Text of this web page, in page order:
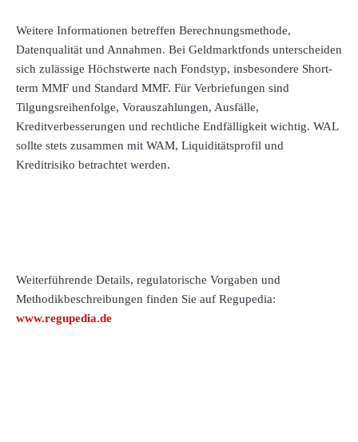
Weitere Informationen betreffen Berechnungsmethode,
Datenqualität und Annahmen. Bei Geldmarktfonds unterscheiden
sich zulässige Höchstwerte nach Fondstyp, insbesondere Short-
term MMF und Standard MMF. Für Verbriefungen sind
Tilgungsreihenfolge, Vorauszahlungen, Ausfälle,
Kreditverbesserungen und rechtliche Endfälligkeit wichtig. WAL
sollte stets zusammen mit WAM, Liquiditätsprofil und
Kreditrisiko betrachtet werden.
Weiterführende Details, regulatorische Vorgaben und
Methodikbeschreibungen finden Sie auf Regupedia:
www.regupedia.de